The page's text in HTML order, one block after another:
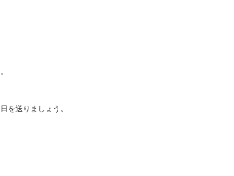
を送りましょう。